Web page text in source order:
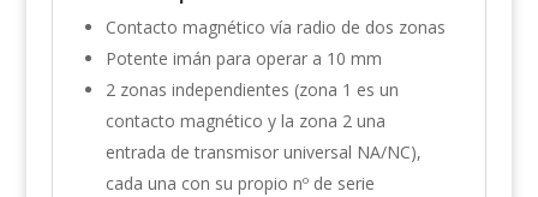
Contacto magnético vía radio de dos zonas
Potente imán para operar a 10 mm
2 zonas independientes (zona 1 es un
contacto magnético y la zona 2 una
entrada de transmisor universal NA/NC),
cada una con su propio nº de serie